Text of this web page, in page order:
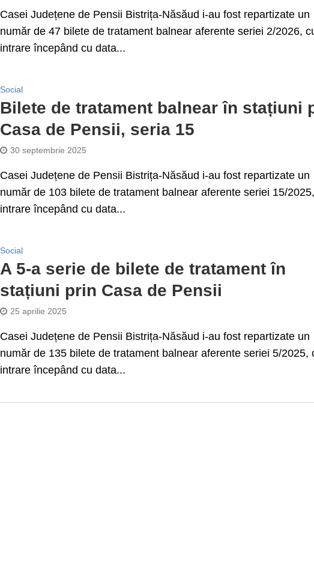
Casei Județene de Pensii Bistrița-Năsăud i-au fost repartizate un
număr de 47 bilete de tratament balnear aferente seriei 2/2026,
intrare începând cu data...
Social
Bilete de tratament balnear în stațiuni
Casa de Pensii, seria 15
30 septembrie 2025
Casei Județene de Pensii Bistrița-Năsăud i-au fost repartizate un
număr de 103 bilete de tratament balnear aferente seriei 15/
intrare începând cu data...
Social
A 5-a serie de bilete de tratament în
stațiuni prin Casa de Pensii
25 aprilie 2025
Casei Județene de Pensii Bistrița-Năsăud i-au fost repartizate un
număr de 135 bilete de tratament balnear aferente seriei 5/2025,
intrare începând cu data...